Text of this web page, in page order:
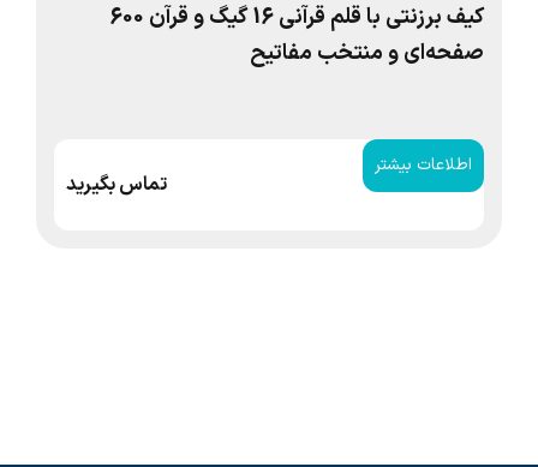
کیف برزنتی با قلم قرآنی 16 گیگ و قرآن 600
صفحه‌ای و منتخب مفاتیح
اطلاعات بیشتر
تماس بگیرید